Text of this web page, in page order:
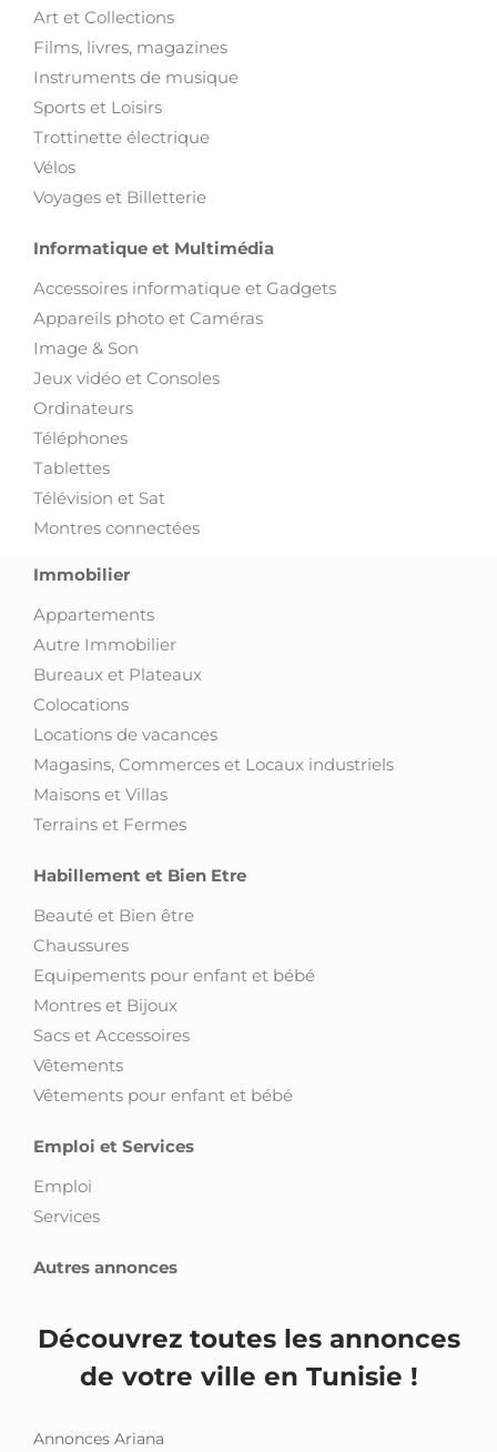
Films, livres, magazines
Instruments de musique
Sports et Loisirs
Trottinette électrique
Vélos
Voyages et Billetterie
Informatique et Multimédia
Accessoires informatique et Gadgets
Appareils photo et Caméras
Image & Son
Jeux vidéo et Consoles
Ordinateurs
Téléphones
Tablettes
Télévision et Sat
Montres connectées
Immobilier
Appartements
Autre Immobilier
Bureaux et Plateaux
Colocations
Locations de vacances
Magasins, Commerces et Locaux industriels
Maisons et Villas
Terrains et Fermes
Beauté et Bien être
Chaussures
Equipements pour enfant et bébé
Montres et Bijoux
Sacs et Accessoires
Vêtements
Vêtements pour enfant et bébé
Emploi et Services
Emploi
Services
de votre ville en Tunisie !
Annonces Beja